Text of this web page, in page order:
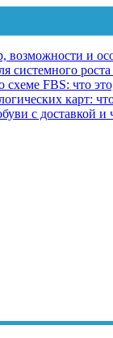
возможности и
системного
FBS: что
карт:
с доставкой и